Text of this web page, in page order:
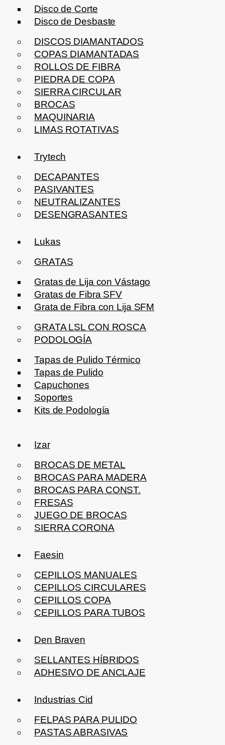
Disco de Corte
Disco de Desbaste
DISCOS DIAMANTADOS
COPAS DIAMANTADAS
ROLLOS DE FIBRA
PIEDRA DE COPA
SIERRA CIRCULAR
BROCAS
MAQUINARIA
LIMAS ROTATIVAS
Trytech
DECAPANTES
PASIVANTES
NEUTRALIZANTES
DESENGRASANTES
Lukas
GRATAS
Gratas de Lija con Vástago
Gratas de Fibra SFV
Grata de Fibra con Lija SFM
GRATA LSL CON ROSCA
PODOLOGÍA
Tapas de Pulido Térmico
Tapas de Pulido
Capuchones
Soportes
Kits de Podología
Izar
BROCAS DE METAL
BROCAS PARA MADERA
BROCAS PARA CONST.
FRESAS
JUEGO DE BROCAS
SIERRA CORONA
Faesin
CEPILLOS MANUALES
CEPILLOS CIRCULARES
CEPILLOS COPA
CEPILLOS PARA TUBOS
Den Braven
SELLANTES HÍBRIDOS
ADHESIVO DE ANCLAJE
Industrias Cid
FELPAS PARA PULIDO
PASTAS ABRASIVAS